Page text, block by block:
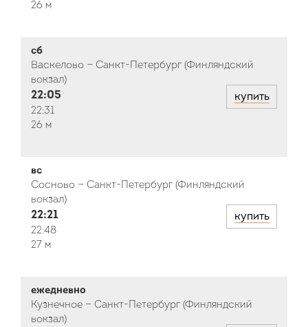
26 м
сб
Васкелово — Санкт-Петербург (Финляндский
вокзал)
22:05
22:31
26 м
купить
вс
Сосново — Санкт-Петербург (Финляндский
вокзал)
22:21
22:48
27 м
купить
ежедневно
Кузнечное — Санкт-Петербург (Финляндский
вокзал)